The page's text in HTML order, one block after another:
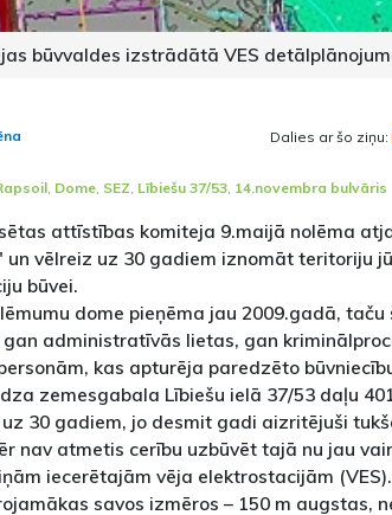
būvvaldes izstrādātā VES
Dalies ar šo ziņu:
, Dome, SEZ, Lībiešu 37/53, 14.novembra bulvāris
attīstības komiteja 9.maijā nolēma
un vēlreiz uz 30 gadiem iznomāt teritoriju
būvei.
dome pieņēma jau 2009.gadā, taču
administratīvās lietas, gan
kas apturēja paredzēto
zemesgabala Lībiešu ielā 37/53 daļu
30 gadiem, jo desmit gadi aizritējuši
nav atmetis cerību uzbūvēt tajā nu jau
iecerētajām vēja elektrostacijām
savos izmēros – 150 m augstas,